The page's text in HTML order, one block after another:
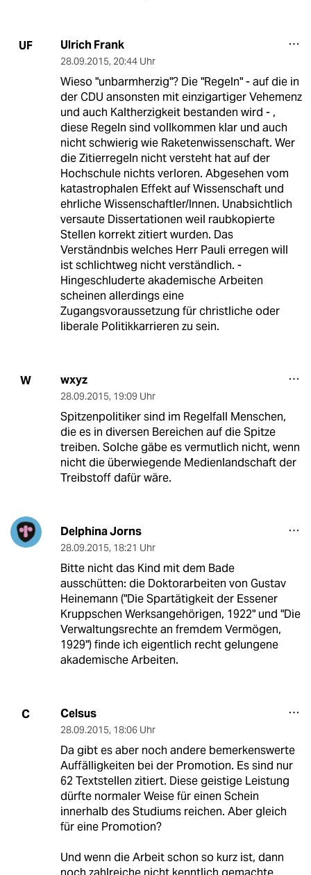
UF Ulrich Frank
28.09.2015, 20:44 Uhr
Wieso "unbarmherzig"? Die "Regeln" - auf die in
der CDU ansonsten mit einzigartiger Vehemenz
und auch Kaltherzigkeit bestanden wird - ,
diese Regeln sind vollkommen klar und auch
nicht schwierig wie Raketenwissenschaft. Wer
die Zitierregeln nicht versteht hat auf der
Hochschule nichts verloren. Abgesehen vom
katastrophalen Effekt auf Wissenschaft und
ehrliche Wissenschaftler/Innen. Unabsichtlich
versaute Dissertationen weil raubkopierte
Stellen korrekt zitiert wurden. Das
Verständnbis welches Herr Pauli erregen will
ist schlichtweg nicht verständlich. -
Hingeschluderte akademische Arbeiten
scheinen allerdings eine
Zugangsvoraussetzung für christliche oder
liberale Politikkarrieren zu sein.
W wxyz
28.09.2015, 19:09 Uhr
Spitzenpolitiker sind im Regelfall Menschen,
die es in diversen Bereichen auf die Spitze
treiben. Solche gäbe es vermutlich nicht, wenn
nicht die überwiegende Medienlandschaft der
Treibstoff dafür wäre.
Delphina Jorns
28.09.2015, 18:21 Uhr
Bitte nicht das Kind mit dem Bade
ausschütten: die Doktorarbeiten von Gustav
Heinemann ("Die Spartätigkeit der Essener
Kruppschen Werksangehörigen, 1922" und "Die
Verwaltungsrechte an fremdem Vermögen,
1929") finde ich eigentlich recht gelungene
akademische Arbeiten.
C Celsus
28.09.2015, 18:06 Uhr
Da gibt es aber noch andere bemerkenswerte
Auffälligkeiten bei der Promotion. Es sind nur
62 Textstellen zitiert. Diese geistige Leistung
dürfte normaler Weise für einen Schein
innerhalb des Studiums reichen. Aber gleich
für eine Promotion?
Und wenn die Arbeit schon so kurz ist, dann